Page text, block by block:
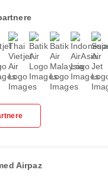
Airpaz